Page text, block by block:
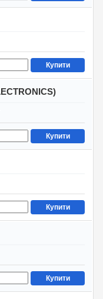
Купити
Купити
Купити
Купити